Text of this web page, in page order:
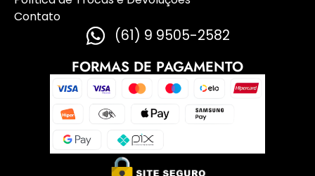
Contato
(61) 9 9505-2582
FORMAS DE PAGAMENTO